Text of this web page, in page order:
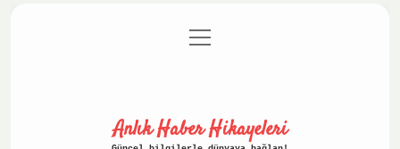
Gizlilik Politikası
menüyü
aç
Anlık Haber Hikayeleri